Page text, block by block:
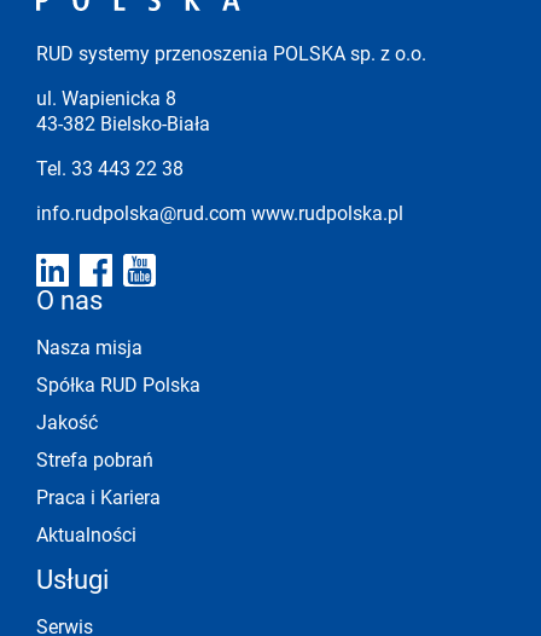
RUD systemy przenoszenia POLSKA sp. z o.o.
ul. Wapienicka 8
43-382 Bielsko-Biała
Tel. 33 443 22 38
info.rudpolska@rud.com www.rudpolska.pl
O nas
Nasza misja
Spółka RUD Polska
Jakość
Strefa pobrań
Praca i Kariera
Aktualności
Usługi
Serwis